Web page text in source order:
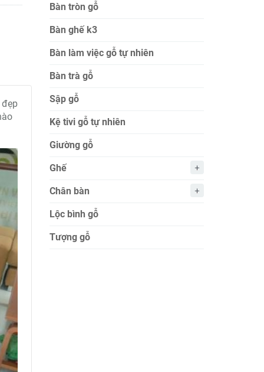
Bàn tròn gỗ
Bàn ghế k3
Bàn làm việc gỗ tự nhiên
Bàn trà gỗ
Sập gỗ
Kệ tivi gỗ tự nhiên
Giường gỗ
Ghế
Chân bàn
Lộc bình gỗ
Tượng gỗ